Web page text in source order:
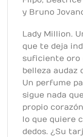
y Bruno
Lady Million.
que te deja
suficiente oro
belleza audaz
Un perfume
sigue nada
propio
lo que quiere
dedos. ¿Su